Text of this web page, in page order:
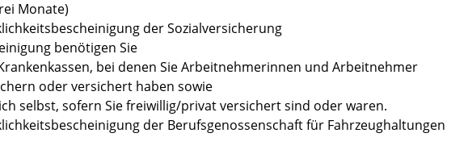
Monate)
der Sozialversicherung
benötigen Sie
bei denen Sie Arbeitnehmerinnen und Arbeitnehmer
oder versichert haben sowie
selbst, sofern Sie freiwillig/privat versichert sind oder waren.
der Berufsgenossenschaft für Fahrzeughaltungen